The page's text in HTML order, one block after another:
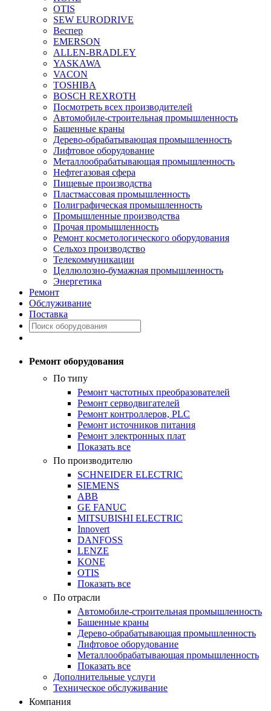
OTIS
SEW EURODRIVE
Веспер
EMERSON
ALLEN-BRADLEY
YASKAWA
VACON
TOSHIBA
BOSCH REXROTH
Посмотреть всех производителей
Автомобиле-строительная промышленность
Башенные краны
Дерево-обрабатывающая промышленность
Лифтовое оборудование
Металлообрабатывающая промышленность
Нефтегазовая сфера
Пищевые производства
Пластмассовая промышленность
Полиграфическая промышленность
Промышленные производства
Прочая промышленность
Ремонт косметологического оборудования
Сельхоз производство
Телекоммуникации
Целлюлозно-бумажная промышленность
Энергетика
Ремонт
Обслуживание
Поставка
Ремонт оборудования
По типу
Ремонт частотных преобразователей
Ремонт серводвигателей
Ремонт контроллеров, PLC
Ремонт источников питания
Ремонт электронных плат
Показать все
По производителю
SCHNEIDER ELECTRIC
SIEMENS
ABB
GE FANUC
MITSUBISHI ELECTRIC
Innovert
DANFOSS
LENZE
KONE
OTIS
Показать все
По отрасли
Автомобиле-строительная промышленность
Башенные краны
Дерево-обрабатывающая промышленность
Лифтовое оборудование
Металлообрабатывающая промышленность
Показать все
Дополнительные услуги
Техническое обслуживание
Компания